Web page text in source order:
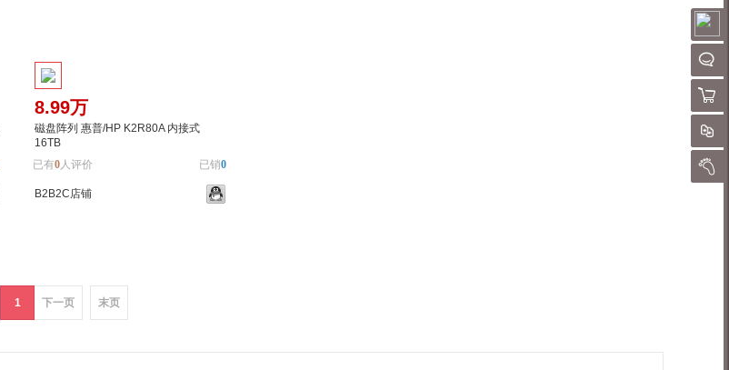
QQ
购物
对
我的
8.99万
磁盘阵列 惠普/HP K2R80A 内接式
16TB
已有0人评价 已销0
B2B2C店铺
1 下一页 末页